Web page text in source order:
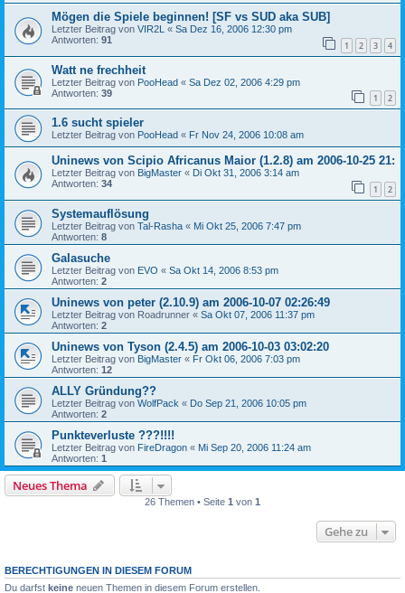
Mögen die Spiele beginnen! [SF vs SUD aka SUB]
Letzter Beitrag von VIR2L « Sa Dez 16, 2006 12:30 pm
Antworten: 91 1 2 3 4
Watt ne frechheit
Letzter Beitrag von PooHead « Sa Dez 02, 2006 4:29 pm
Antworten: 39 1 2
1.6 sucht spieler
Letzter Beitrag von PooHead « Fr Nov 24, 2006 10:08 am
Uninews von Scipio Africanus Maior (1.2.8) am 2006-10-25 21:
Letzter Beitrag von BigMaster « Di Okt 31, 2006 3:14 am
Antworten: 34 1 2
Systemauflösung
Letzter Beitrag von Tal-Rasha « Mi Okt 25, 2006 7:47 pm
Antworten: 8
Galasuche
Letzter Beitrag von EVO « Sa Okt 14, 2006 8:53 pm
Antworten: 2
Uninews von peter (2.10.9) am 2006-10-07 02:26:49
Letzter Beitrag von Roadrunner « Sa Okt 07, 2006 11:37 pm
Antworten: 2
Uninews von Tyson (2.4.5) am 2006-10-03 03:02:20
Letzter Beitrag von BigMaster « Fr Okt 06, 2006 7:03 pm
Antworten: 12
ALLY Gründung??
Letzter Beitrag von WolfPack « Do Sep 21, 2006 10:05 pm
Antworten: 2
Punkteverluste ???!!!!
Letzter Beitrag von FireDragon « Mi Sep 20, 2006 11:24 am
Antworten: 1
Neues Thema
26 Themen • Seite 1 von 1
Gehe zu
BERECHTIGUNGEN IN DIESEM FORUM
Du darfst keine neuen Themen in diesem Forum erstellen.